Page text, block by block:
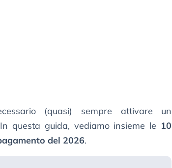
(quasi) sempre attivare un
questa guida, vediamo insieme le 10
del 2026.